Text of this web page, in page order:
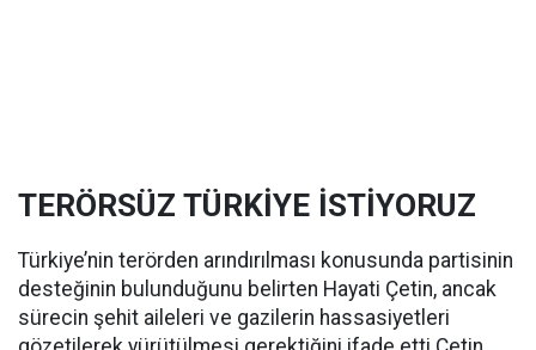
TERÖRSÜZ TÜRKİYE İSTİYORUZ
Türkiye’nin terörden arındırılması konusunda partisinin
desteğinin bulunduğunu belirten Hayati Çetin, ancak
sürecin şehit aileleri ve gazilerin hassasiyetleri